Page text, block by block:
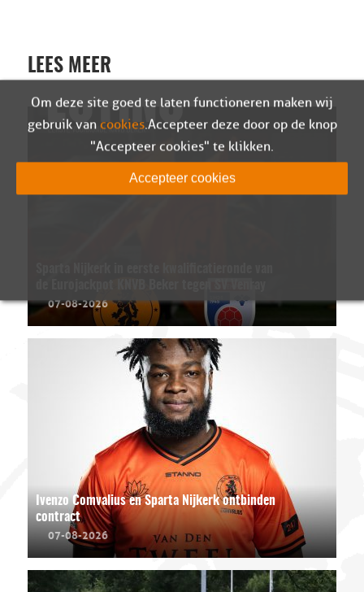
LEES MEER
07-08-2026
Ivenzo Comvalius en Sparta Nijkerk ontbinden
contract
07-08-2026
Om deze site goed te laten functioneren maken wij
gebruik van cookies. Accepteer deze door op de knop
"Accepteer cookies" te klikken.
Accepteer cookies